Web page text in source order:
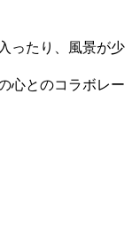
ったり、風景が少
心とのコラボレー